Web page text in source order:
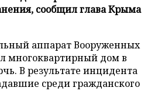
сообщил глава Крыма
аппарат Вооруженных
многоквартирный дом в
В результате инцидента
среди гражданского